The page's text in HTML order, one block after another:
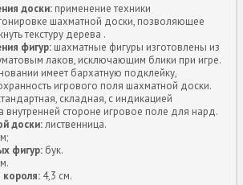
доски: применение техники
шахматной доски, позволяющее
текстуру дерева .
фигур: шахматные фигуры изготовлены из
лаков, исключающим блики при игре.
имеет бархатную подклейку,
игрового поля шахматной доски.
складная, с индикацией
внутренней стороне игровое поле для нард.
доски:лиственница.
фигур: бук.
4,3 см.